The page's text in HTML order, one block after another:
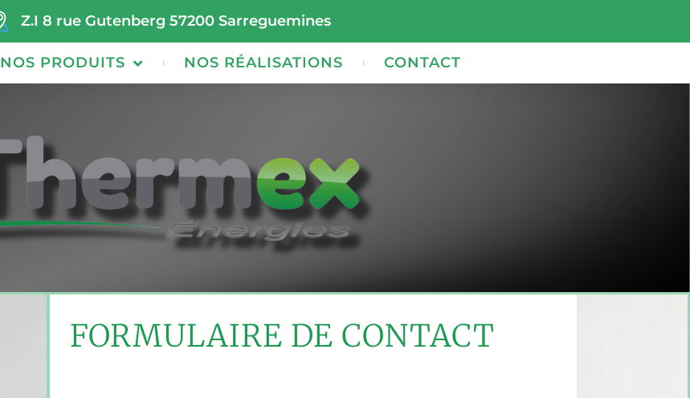
Z.I 8 rue Gutenberg 57200 Sarreguemines
NOS PRODUITS NOS RÉALISATIONS CONTACT
FORMULAIRE DE CONTACT